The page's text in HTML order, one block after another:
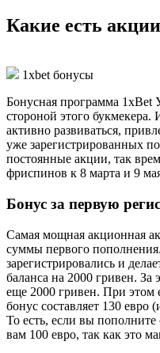
Какие есть
1xbet бонусы
Бонусная программа 1xBet
стороной этого
активно развиваться,
уже зарегистрированных
постоянные акции, так
фриспинов к 8 марта и 9
Бонус за первую
Самая мощная акционная
суммы первого
зарегистрировались и
баланса на 2000 гривен.
еще 2000 гривен. При этом
бонус составляет 130 евро
То есть, если вы
вам 100 евро, так как это